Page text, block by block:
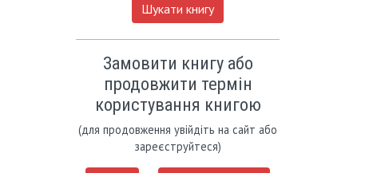
Шукати книгу
Замовити книгу або
продовжити термін
користування книгою
(для продовження увійдіть на сайт або
зареєструйтеся)